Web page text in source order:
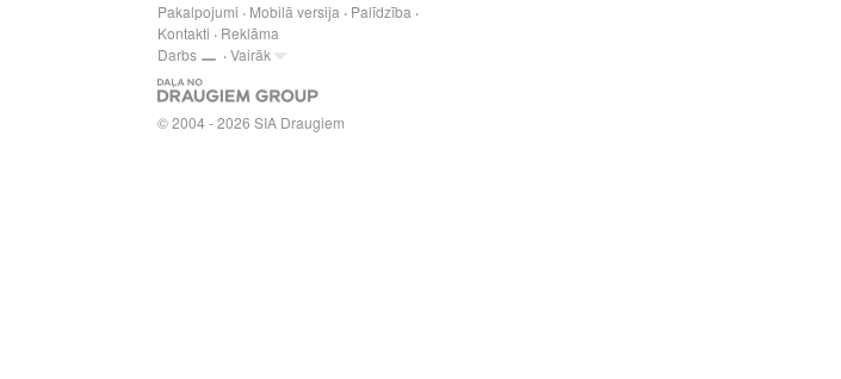
Pakalpojumi Mobilā versija
Palīdzība
Kontakti
Reklāma
Darbs
Vairāk
© 2004 - 2026 SIA Draugiem